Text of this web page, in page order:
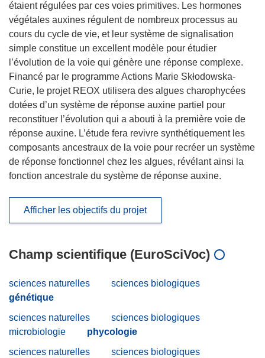
étaient régulées par ces voies primitives. Les hormones
végétales auxines régulent de nombreux processus au
cours du cycle de vie, et leur système de signalisation
simple constitue un excellent modèle pour étudier
l’évolution de la voie qui génère une réponse complexe.
Financé par le programme Actions Marie Skłodowska-
Curie, le projet REOX utilisera des algues charophycées
dotées d’un système de réponse auxine partiel pour
reconstituer l’évolution qui a abouti à la première voie de
réponse auxine. L’étude fera revivre synthétiquement les
composants ancestraux de la voie pour recréer un système
de réponse fonctionnel chez les algues, révélant ainsi la
fonction ancestrale du système de réponse auxine.
Afficher les objectifs du projet
Champ scientifique (EuroSciVoc)
sciences naturelles
sciences biologiques
génétique
sciences naturelles
sciences biologiques
microbiologie
phycologie
sciences naturelles
sciences biologiques